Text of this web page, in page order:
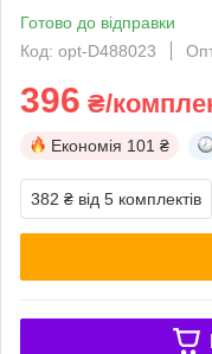
Готово до відправки
Код: opt-D488023
396 ₴/
Економія 101 ₴
382 ₴ від 5 комплектів